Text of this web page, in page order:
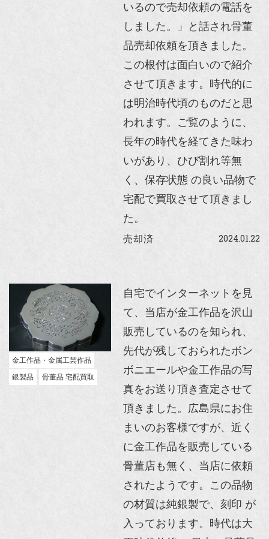
いるので売却依頼の電話を
しました。」と話され骨董
品売却依頼を頂きました。
この根付は面白いので紹介
させて頂きます。時代的に
は明治時代頃のものだと思
われます。ご覧のように、
長年の時代を経てきた味わ
いがあり、ひび割れ等無
く、保存状態 の良い品物で
宅配で買取させて頂きまし
た。
売却済 2024.01.22
金工作品・金属工芸作品
銀製品
骨董品 宅配買取
自宅でインターネットを見
て、当店が金工作品を沢山
販売しているのを知られ、
先代が残しておられたボン
ボニエールや金工作品の写
真をお送り頂き査定させて
頂きました。広島県にお住
まいのお客様ですが、近く
に金工作品を販売している
骨董店も無く、当店に依頼
されたようです。この品物
の材質は純銀製で、刻印 が
入っております。時代は大